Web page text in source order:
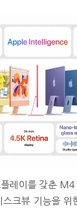
레이를 갖춘 M4
스크뷰 기능을